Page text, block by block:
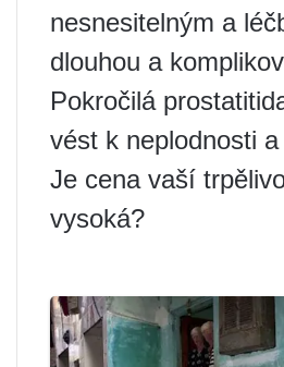
nesnesitelným a
dlouhou a
Pokročilá
vést k neplodnosti
Je cena vaší
vysoká?